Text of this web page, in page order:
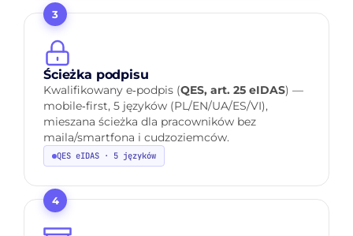
3
Ścieżka podpisu
Kwalifikowany e‑podpis (QES, art. 25 eIDAS) —
mobile‑first, 5 języków (PL/EN/UA/ES/VI),
mieszana ścieżka dla pracowników bez
maila/smartfona i cudzoziemców.
QES eIDAS · 5 języków
4